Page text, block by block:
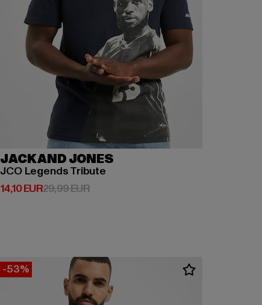
JACK AND JONES
JCO Legends Tribute
14,10 EUR
Derzeitiger Preis: 14,10 EUR
29,99 EURAktionspreis: 29,99 EUR
-53%